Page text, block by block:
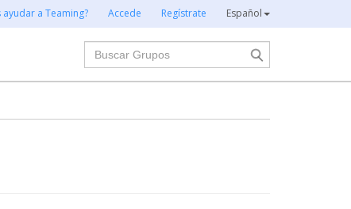
ayudar a Teaming? Accede Regístrate Español
Buscar